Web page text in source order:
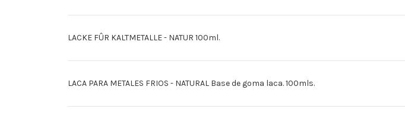
LACKE FÛR KALTMETALLE - NATUR 100ml.
LACA PARA METALES FRIOS - NATURAL Base de goma laca. 100mls.